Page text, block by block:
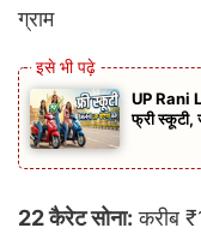
ग्राम
UP Rani
फ्री स्कूटी,
22 कैरेट सोना: करीब